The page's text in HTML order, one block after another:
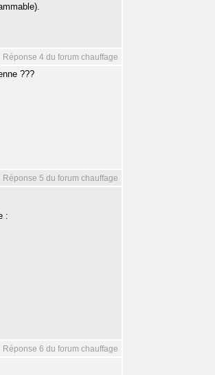
Réponse 4 du forum chauffage
???
Réponse 5 du forum chauffage
:
Réponse 6 du forum chauffage